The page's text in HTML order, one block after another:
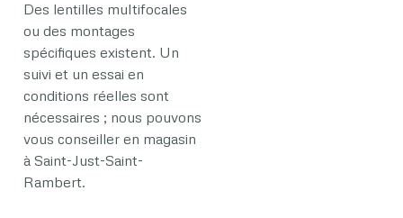
Des lentilles multifocales
ou des montages
spécifiques existent. Un
suivi et un essai en
conditions réelles sont
nécessaires ; nous pouvons
vous conseiller en magasin
à Saint-Just-Saint-
Rambert.